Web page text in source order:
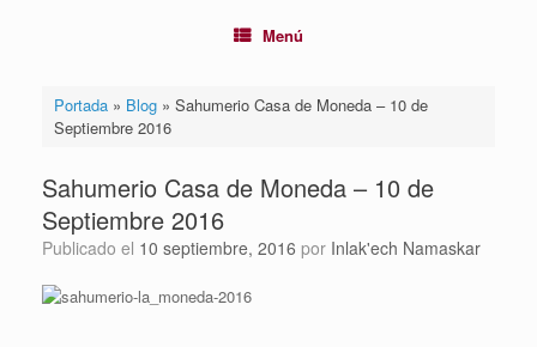
Menú
Portada» Blog» Sahumerio Casa de Moneda – 10 de
Septiembre 2016
Sahumerio Casa de Moneda – 10 de
Septiembre 2016
Publicado el 10 septiembre, 2016 por Inlak'ech Namaskar